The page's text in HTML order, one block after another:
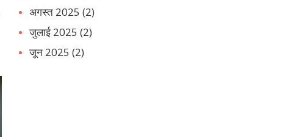
अगस्त 2025 (2)
जुलाई 2025 (2)
जून 2025 (2)